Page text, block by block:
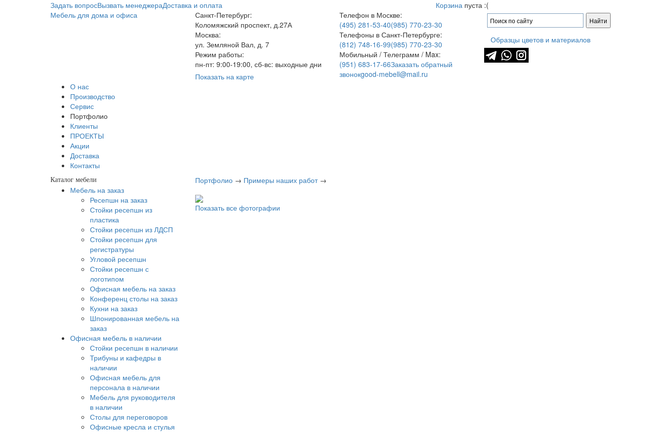
Задать вопросВызвать менеджераДоставка и оплата Корзина пуста :(
Мебель для дома и офиса
Санкт-Петербург:
Коломяжский проспект, д.27А
Москва:
ул. Земляной Вал, д. 7
Режим работы:
пн-пт: 9:00-19:00, сб-вс: выходные дни
Показать на карте
Телефон в Москве:
(495) 281-53-40(985) 770-23-30
Телефоны в Санкт-Петербурге:
(812) 748-16-99(985) 770-23-30
Мобильный / Телеграмм / Max:
(951) 683-17-66Заказать обратный
звонокgood-mebell@mail.ru
Образцы цветов и материалов
О нас
Производство
Сервис
Портфолио
Клиенты
ПРОЕКТЫ
Акции
Доставка
Контакты
Каталог мебели
Мебель на заказ
Ресепшн на заказ
Стойки ресепшн из
пластика
Стойки ресепшн из ЛДСП
Стойки ресепшн для
регистратуры
Угловой ресепшн
Стойки ресепшн с
логотипом
Офисная мебель на заказ
Конференц столы на заказ
Кухни на заказ
Шпонированная мебель на
заказ
Офисная мебель в наличии
Стойки ресепшн в наличии
Трибуны и кафедры в
наличии
Офисная мебель для
персонала в наличии
Мебель для руководителя
в наличии
Столы для переговоров
Офисные кресла и стулья
Портфолио→ Примеры наших работ→
Показать все фотографии